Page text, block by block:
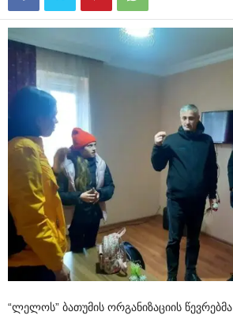
“ლელოს” ბათუმის ორგანიზაციის წევრებმა